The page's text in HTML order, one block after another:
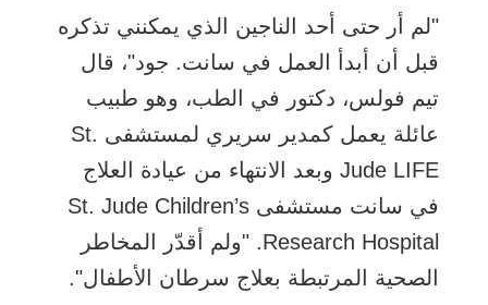
"لم أر حتى أحد الناجين الذي يمكنني تذكره
قبل أن أبدأ العمل في سانت. جود"، قال
تيم فولس، دكتور في الطب، وهو طبيب
عائلة يعمل كمدير سريري لمستشفى St.
Jude LIFE وبعد الانتهاء من عيادة العلاج
في سانت مستشفى St. Jude Children’s
Research Hospital. "ولم أقدّر المخاطر
الصحية المرتبطة بعلاج سرطان الأطفال".